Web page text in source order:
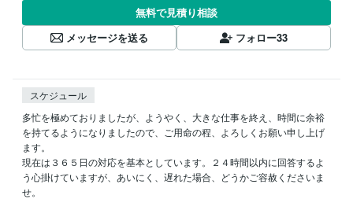
無料で見積り相談
メッセージを送る
フォロー33
スケジュール
多忙を極めておりましたが、ようやく、大きな仕事を終え、時間に余裕
を持てるようになりましたので、ご用命の程、よろしくお願い申し上げ
ます。
現在は３６５日の対応を基本としています。２４時間以内に回答するよ
う心掛けていますが、あいにく、遅れた場合、どうかご容赦くださいま
せ。